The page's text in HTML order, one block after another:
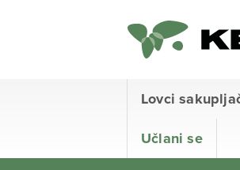
Lovci
Učlani se